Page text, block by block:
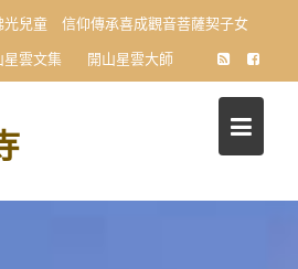
光兒童 信仰傳承喜成觀音菩薩契子女
星雲文集 開山星雲大師